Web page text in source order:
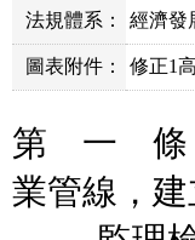
法規體系： 經濟發
圖表附件： 修正1
第 一 條
業管線，